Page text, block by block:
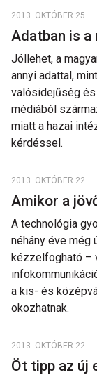
2013. OKTÓBER 25.
Adatban is a
Jóllehet, a
annyi adattal,
valósidejűség
médiából
miatt a hazai
kérdéssel.
2013. OKTÓBER 22.
Amikor a
A technológia
néhány éve még
kézzelfogható –
a kis- és
okozhatnak.
2013. OKTÓBER 22.
Öt tipp az új